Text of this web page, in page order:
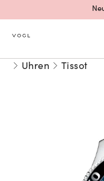
Mehr
Rolex
Neu bei
Uhren Tissot